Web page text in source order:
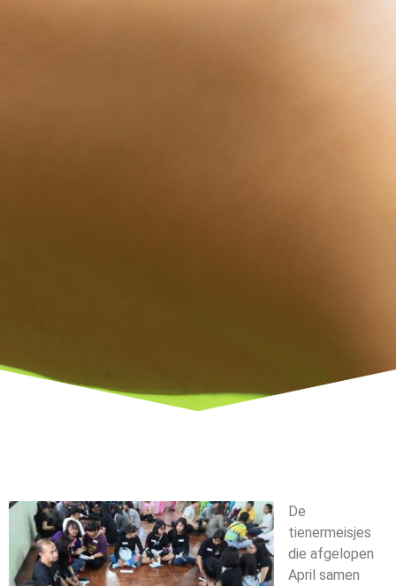
De
tienermeisjes
die afgelopen
April samen